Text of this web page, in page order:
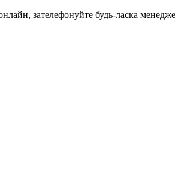
зателефонуйте будь-ласка